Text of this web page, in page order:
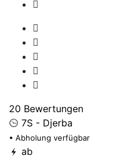
20 Bewertungen
7S - Djerba
• Abholung verfügbar
ab